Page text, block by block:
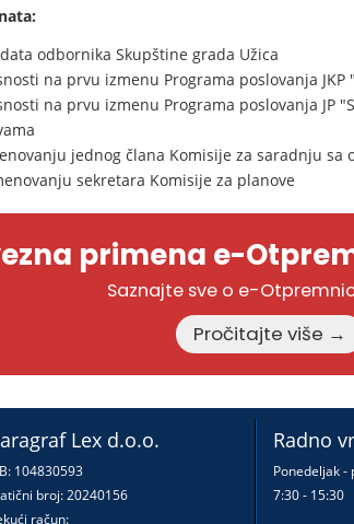
odbornika Skupštine grada Užica
na prvu izmenu Programa poslovanja
na prvu izmenu Programa poslovanja JP
jednog člana Komisije za saradnju sa
sekretara Komisije za planove
primena e-
Saznajte sve o e-
Pročitajte više →
Lex d.o.o.
104830593
broj: 20240156
račun:
Radno
Ponedeljak -
7:30 - 15:30